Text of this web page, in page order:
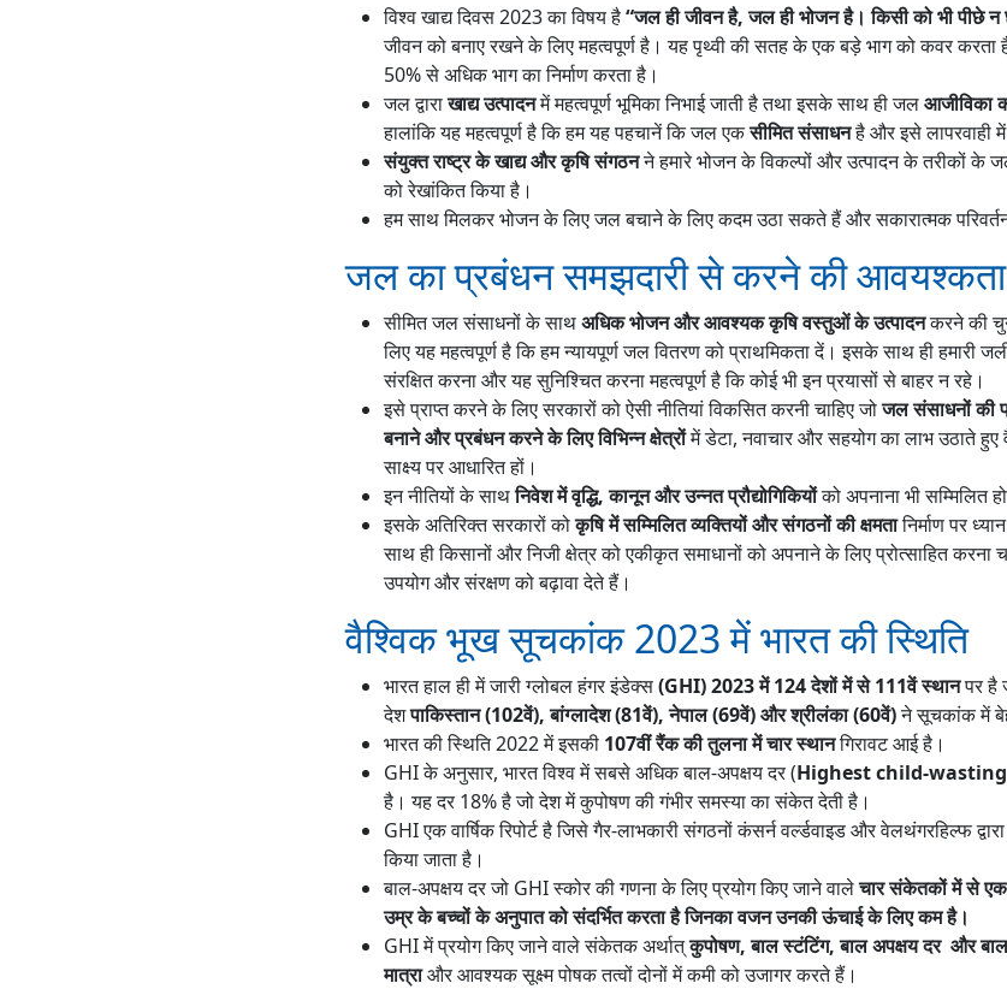
विश्व खाद्य दिवस 2023 का विषय है“जल ही जीवन है, जल ही भोजन है। किसी को भी पीछे न
जीवन को बनाए रखने के लिए महत्वपूर्ण है। यह पृथ्वी की सतह के एक बड़े भाग को कवर करता
50% से अधिक भाग का निर्माण करता है।
जल द्वाराखाद्य उत्पादनमें महत्वपूर्ण भूमिका निभाई जाती है तथा इसके साथ ही जलआजीविका
हालांकि यह महत्वपूर्ण है कि हम यह पहचानें कि जल एकसीमित संसाधनहै और इसे लापरवाही में
संयुक्त राष्ट्र के खाद्य और कृषि संगठनने हमारे भोजन के विकल्पों और उत्पादन के तरीकों के
को रेखांकित किया है।
हम साथ मिलकर भोजन के लिए जल बचाने के लिए कदम उठा सकते हैं और सकारात्मक
जल का प्रबंधन समझदारी से करने की
सीमित जल संसाधनों के साथअधिक भोजन और आवश्यक कृषि वस्तुओं के उत्पादनकरने की
लिए यह महत्वपूर्ण है कि हम न्यायपूर्ण जल वितरण को प्राथमिकता दें। इसके साथ ही हमारी
संरक्षित करना और यह सुनिश्चित करना महत्वपूर्ण है कि कोई भी इन प्रयासों से बाहर न रहे।
इसे प्राप्त करने के लिए सरकारों को ऐसी नीतियां विकसित करनी चाहिए जोजल संसाधनों की
बनाने और प्रबंधन करने के लिए विभिन्न क्षेत्रोंमें डेटा, नवाचार और सहयोग का लाभ उठाते
साक्ष्य पर आधारित हों।
इन नीतियों के साथनिवेश में वृद्धि, कानून और उन्नत प्रौद्योगिकियोंको अपनाना भी सम्मिलित
इसके अतिरिक्त सरकारों कोकृषि में सम्मिलित व्यक्तियों और संगठनों की क्षमतानिर्माण पर
साथ ही किसानों और निजी क्षेत्र को एकीकृत समाधानों को अपनाने के लिए प्रोत्साहित
उपयोग और संरक्षण को बढ़ावा देते हैं।
वैश्विक भूख सूचकांक 2023 में भारत की स्थिति
भारत हाल ही में जारी ग्लोबल हंगर इंडेक्स(GHI) 2023 में 124 देशों में से 111वें स्थानपर है
देशपाकिस्तान (102वें), बांग्लादेश (81वें), नेपाल (69वें) और श्रीलंका (60वें)ने सूचकांक में
भारत की स्थिति 2022 में इसकी 107वीं रैंक की तुलना में चार स्थानगिरावट आई है।
GHI के अनुसार, भारत विश्व में सबसे अधिक बाल-अपक्षय दर (Highest child-
है। यह दर 18% है जो देश में कुपोषण की गंभीर समस्या का संकेत देती है।
GHI एक वार्षिक रिपोर्ट है जिसे गैर-लाभकारी संगठनों कंसर्न वर्ल्डवाइड और वेलथंगरहिल्फ
किया जाता है।
बाल-अपक्षय दर जो GHI स्कोर की गणना के लिए प्रयोग किए जाने वालेचार संकेतकों में से
उम्र के बच्चों के अनुपात को संदर्भित करता है जिनका वजन उनकी ऊंचाई के लिए कम है।
GHI में प्रयोग किए जाने वाले संकेतक अर्थात्कुपोषण, बाल स्टंटिंग, बाल अपक्षय दर और
मात्राऔर आवश्यक सूक्ष्म पोषक तत्वों दोनों में कमी को उजागर करते हैं।